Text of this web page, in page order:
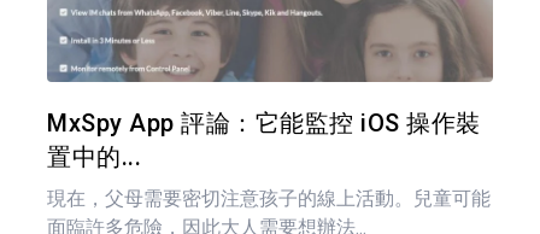
MxSpy App 評論：它能監控 iOS 操作裝
置中的...
現在，父母需要密切注意孩子的線上活動。兒童可能
面臨許多危險，因此大人需要想辦法...